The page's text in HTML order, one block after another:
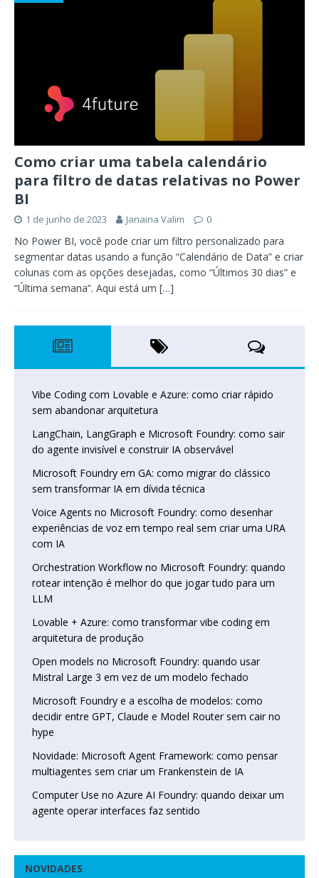
Como criar uma tabela calendário
para filtro de datas relativas no Power
BI
1 de junho de 2023 Janaina Valim 0
No Power BI, você pode criar um filtro personalizado para
segmentar datas usando a função “Calendário de Data” e criar
colunas com as opções desejadas, como “Últimos 30 dias” e
“Última semana”. Aqui está um […]
Vibe Coding com Lovable e Azure: como criar rápido
sem abandonar arquitetura
LangChain, LangGraph e Microsoft Foundry: como sair
do agente invisível e construir IA observável
Microsoft Foundry em GA: como migrar do clássico
sem transformar IA em dívida técnica
Voice Agents no Microsoft Foundry: como desenhar
experiências de voz em tempo real sem criar uma URA
com IA
Orchestration Workflow no Microsoft Foundry: quando
rotear intenção é melhor do que jogar tudo para um
LLM
Lovable + Azure: como transformar vibe coding em
arquitetura de produção
Open models no Microsoft Foundry: quando usar
Mistral Large 3 em vez de um modelo fechado
Microsoft Foundry e a escolha de modelos: como
decidir entre GPT, Claude e Model Router sem cair no
hype
Novidade: Microsoft Agent Framework: como pensar
multiagentes sem criar um Frankenstein de IA
Computer Use no Azure AI Foundry: quando deixar um
agente operar interfaces faz sentido
NOVIDADES